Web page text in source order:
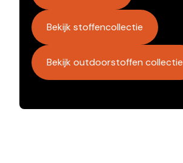
Bekijk stoffencollectie
Bekijk outdoorstoffen collectie